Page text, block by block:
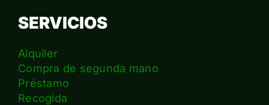
SERVICIOS
Alquiler
Compra de segunda mano
Préstamo
Recogida